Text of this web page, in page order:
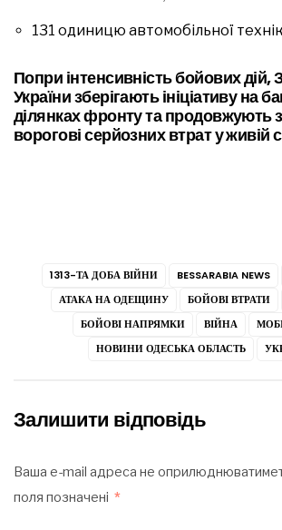
131 одиницю автомобільної
Попри інтенсивність бойових дій,
України зберігають ініціативу на
ділянках фронту та продовжують
ворогові серйозних втрат у живій
1313-ТА ДОБА ВІЙНИ BESSARABIA NEWS
АТАКА НА ОДЕЩИНУ
БОЙОВІ ВТРАТИ
БОЙОВІ НАПРЯМКИ
ВІЙНА
НОВИНИ ОДЕСЬКА ОБЛАСТЬ
Залишити відповідь
Ваша e-mail адреса не
поля позначені *